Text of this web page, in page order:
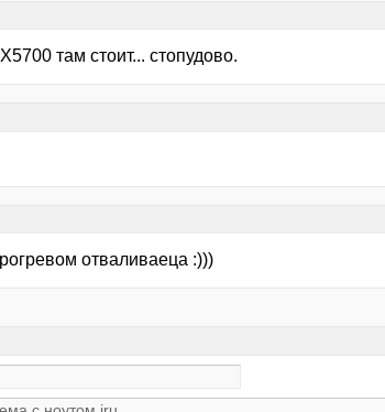
там стоит... стопудово.
отваливаеца :)))